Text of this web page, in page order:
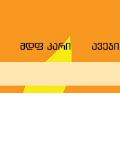
მდფ კარი ავეჯი